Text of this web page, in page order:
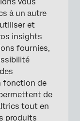
à un autre
et
insights
fournies,
fonction de
de
tout en
produits